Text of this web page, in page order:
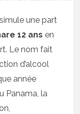
une part
12 ans en
Le nom fait
d’alcool
année
Panama, la